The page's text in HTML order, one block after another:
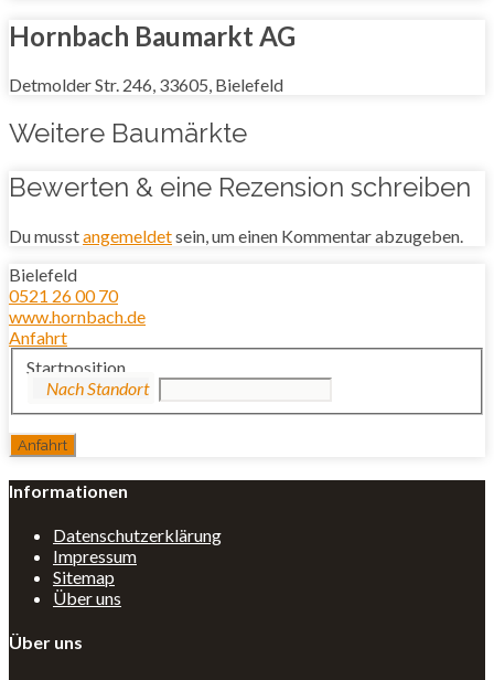
Hornbach Baumarkt AG
Detmolder Str. 246, 33605, Bielefeld
Weitere Baumärkte
Bewerten & eine Rezension schreiben
Du musstangemeldetsein, um einen Kommentar abzugeben.
Bielefeld
0521 26 00 70
www.hornbach.de
Anfahrt
Startposition
Informationen
Datenschutzerklärung
Impressum
Sitemap
Über uns
Über uns